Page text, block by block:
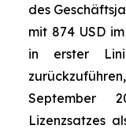
des
mit 874 USD
in erster
September
Lizenzsatzes